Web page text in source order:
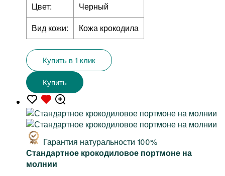
Цвет:
Черный
Вид кожи:
Кожа крокодила
Купить в 1 клик
Купить
Гарантия натуральности 100%
Стандартное крокодиловое портмоне на
молнии